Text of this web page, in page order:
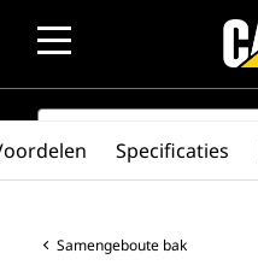
SEARCH
Samengeboute bak
Specificaties